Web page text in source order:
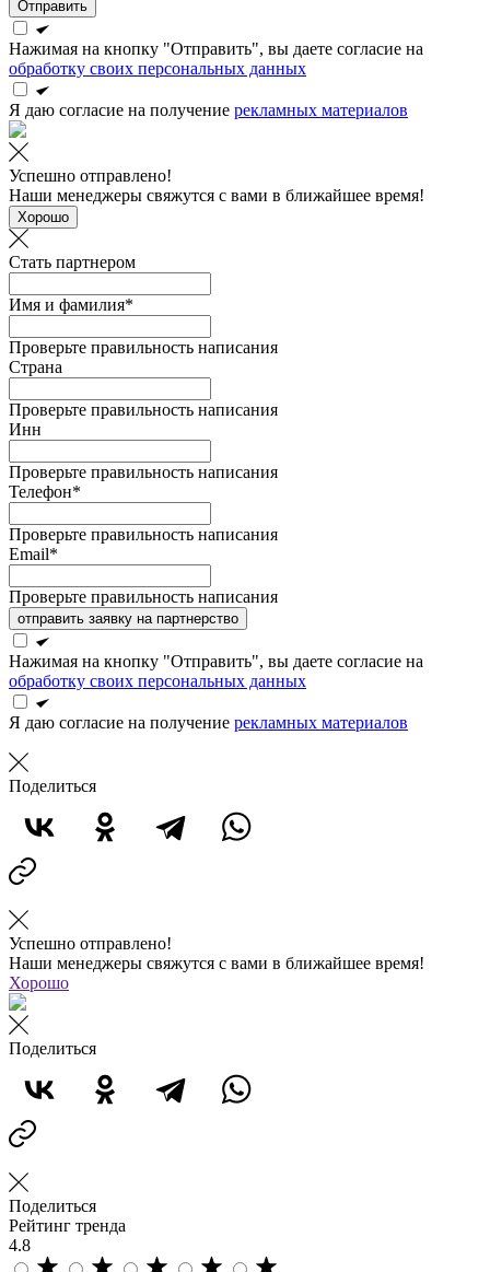
Отправить
Нажимая на кнопку "Отправить", вы даете согласие на
обработку своих персональных данных
Я даю согласие на получение рекламных материалов
Успешно отправлено!
Наши менеджеры свяжутся с вами в ближайшее время!
Хорошо
Стать партнером
Имя и фамилия*
Проверьте правильность написания
Страна
Проверьте правильность написания
Инн
Проверьте правильность написания
Телефон*
Проверьте правильность написания
Email*
Проверьте правильность написания
отправить заявку на партнерство
Нажимая на кнопку "Отправить", вы даете согласие на
обработку своих персональных данных
Я даю согласие на получение рекламных материалов
Поделиться
Успешно отправлено!
Наши менеджеры свяжутся с вами в ближайшее время!
Хорошо
Поделиться
Поделиться
Рейтинг тренда
4.8